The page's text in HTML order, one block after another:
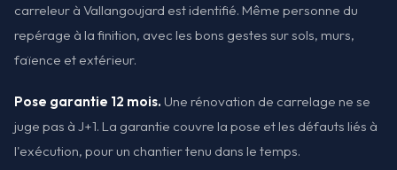
carreleur à Vallangoujard est identifié. Même personne du
repérage à la finition, avec les bons gestes sur sols, murs,
faïence et extérieur.
Pose garantie 12 mois. Une rénovation de carrelage ne se
juge pas à J+1. La garantie couvre la pose et les défauts liés à
l'exécution, pour un chantier tenu dans le temps.